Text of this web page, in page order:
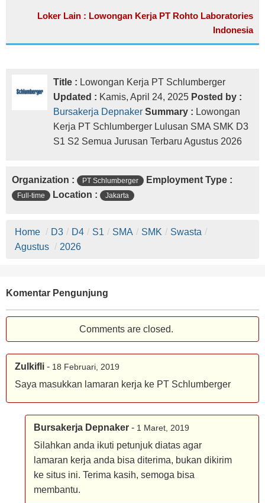
Loker Lain : Lowongan Kerja PT Rohto Laboratories
Indonesia
Title : Lowongan Kerja PT Schlumberger
Updated : Kamis, April 24, 2025 Posted by :
Bursakerja Depnaker Summary : Lowongan
Kerja PT Schlumberger Lulusan SMA SMK D3
S1 S2 Semua Jurusan Terbaru Agustus 2026
Organization : PT Schlumberger Employment Type :
Full-time Location : Jakarta
Home / D3 / D4 / S1 / SMA / SMK / Swasta /
Agustus / 2026
Komentar Pengunjung
Comments are closed.
Zulkifli - 18 Februari, 2019
Saya masukkan lamaran kerja ke PT Schlumberger
Bursakerja Depnaker - 1 Maret, 2019
Silahkan anda ikuti petunjuk diatas agar
lamaran kerja anda bisa diterima, bukan dikirim
ke situs ini. Terima kasih, semoga bisa
membantu.